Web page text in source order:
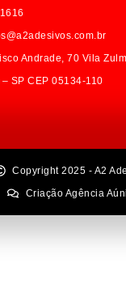
Andrade, 70 Vila
SP CEP 05134-110
Copyright 2025 - A2
Criação Agência